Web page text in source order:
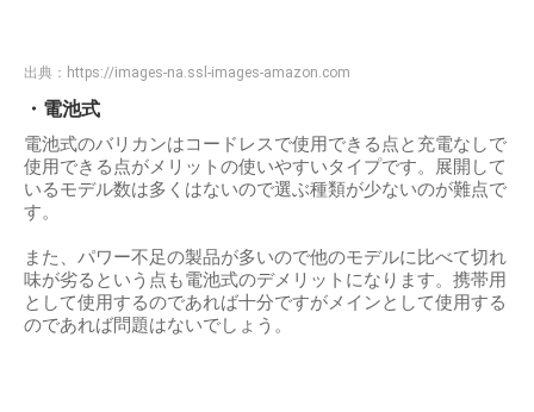
出典： https://images-na.ssl-images-amazon.com
・電池式
電池式のバリカンはコードレスで使用できる点と充電なしで
使用できる点がメリットの使いやすいタイプです。展開して
いるモデル数は多くはないので選ぶ種類が少ないのが難点で
す。
また、パワー不足の製品が多いので他のモデルに比べて切れ
味が劣るという点も電池式のデメリットになります。携帯用
として使用するのであれば十分ですがメインとして使用する
のであれば問題はないでしょう。